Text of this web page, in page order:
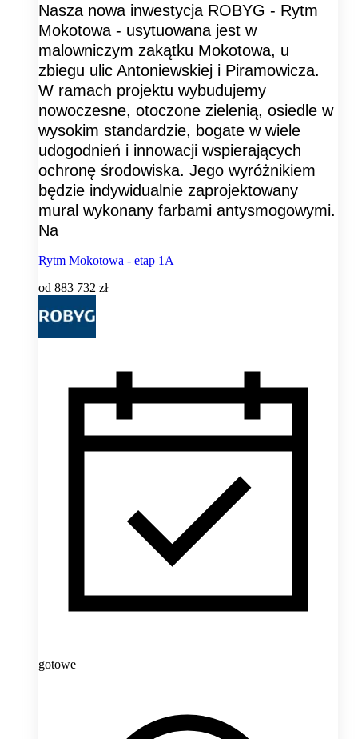
Nasza nowa inwestycja ROBYG - Rytm
Mokotowa - usytuowana jest w
malowniczym zakątku Mokotowa, u
zbiegu ulic Antoniewskiej i Piramowicza.
W ramach projektu wybudujemy
nowoczesne, otoczone zielenią, osiedle w
wysokim standardzie, bogate w wiele
udogodnień i innowacji wspierających
ochronę środowiska. Jego wyróżnikiem
będzie indywidualnie zaprojektowany
mural wykonany farbami antysmogowymi.
Na
Rytm Mokotowa - etap 1A
od 883 732 zł
gotowe